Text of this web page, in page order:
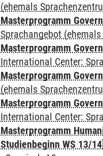
(ehemals
Masterprogramm
Sprachangebot
Masterprogramm
International Center:
Masterprogramm
(ehemals
Masterprogramm
International Center:
Masterprogramm
Studienbeginn WS 13/14]